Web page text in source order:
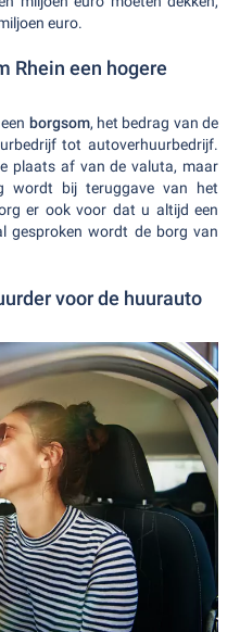
euro.
Rhein een hogere
borgsom, het bedrag van de
tot autoverhuurbedrijf.
plaats af van de valuta, maar
wordt bij teruggave van het
er ook voor dat u altijd een
gesproken wordt de borg van
voor de huurauto